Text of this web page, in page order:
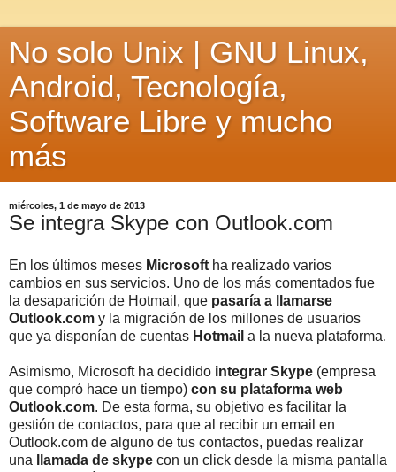
No solo Unix | GNU Linux,
Android, Tecnología,
Software Libre y mucho
más
miércoles, 1 de mayo de 2013
Se integra Skype con Outlook.com
En los últimos meses Microsoft ha realizado varios
cambios en sus servicios. Uno de los más comentados fue
la desaparición de Hotmail, que pasaría a llamarse
Outlook.com y la migración de los millones de usuarios
que ya disponían de cuentas Hotmail a la nueva plataforma.
Asimismo, Microsoft ha decidido integrar Skype (empresa
que compró hace un tiempo) con su plataforma web
Outlook.com. De esta forma, su objetivo es facilitar la
gestión de contactos, para que al recibir un email en
Outlook.com de alguno de tus contactos, puedas realizar
una
llamada de skype con un click desde la misma pantalla